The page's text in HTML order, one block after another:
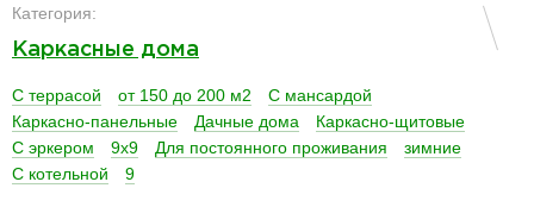
Категория:
Каркасные дома
С террасой от 150 до 200 м2
С мансардой
Каркасно-панельные
Дачные дома
Каркасно-щитовые
С эркером
9х9 Для постоянного проживания
зимние
С котельной
9